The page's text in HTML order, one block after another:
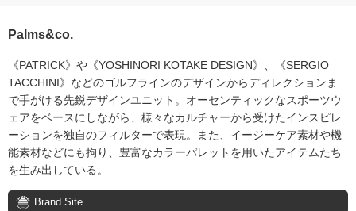
Palms&co.
《PATRICK》や《YOSHINORI KOTAKE DESIGN》、《SERGIO
TACCHINI》などのゴルフラインのデザインからディレクションま
で手がける先鋭デザインユニット。オーセンティックなスポーツウ
ェアをベースにしながら、様々なカルチャーから受けたインスピレ
ーションを独自のフィルターで表現。また、イージーケア素材や機
能素材などにも拘り、豊富なカラーパレットを用いたアイテムたち
を生み出している。
Brand Site